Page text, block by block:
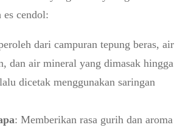
es cendol:
dari campuran tepung beras, air
dan air mineral yang dimasak hingga
dicetak menggunakan saringan
: Memberikan rasa gurih dan aroma